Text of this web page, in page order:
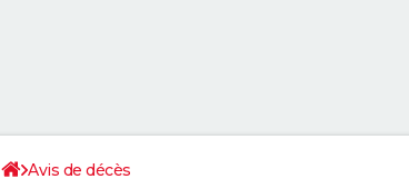
Avis de décès